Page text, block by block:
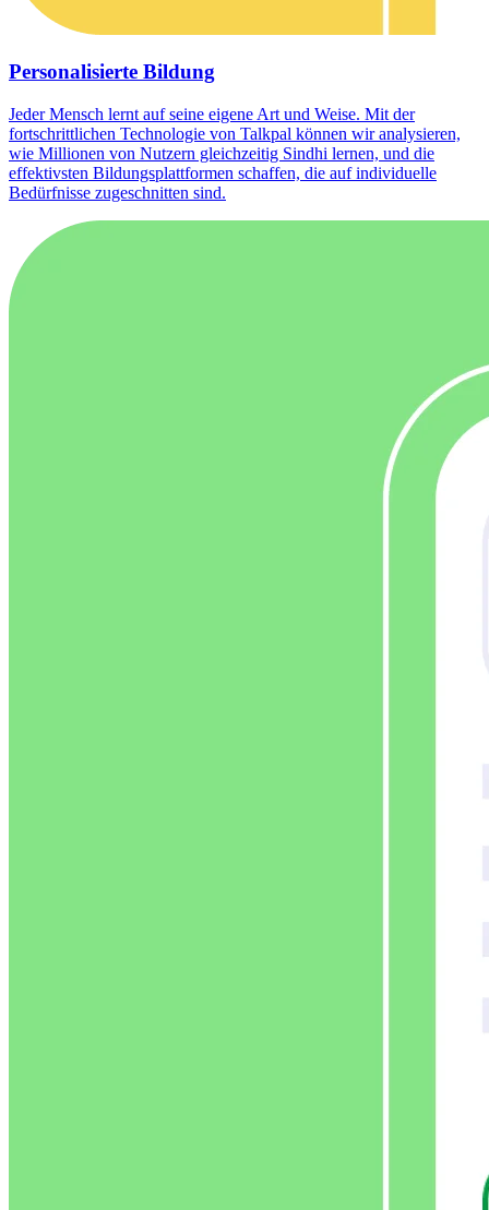
Personalisierte Bildung
Jeder Mensch lernt auf seine eigene Art und Weise. Mit der
fortschrittlichen Technologie von Talkpal können wir analysieren,
wie Millionen von Nutzern gleichzeitig Sindhi lernen, und die
effektivsten Bildungsplattformen schaffen, die auf individuelle
Bedürfnisse zugeschnitten sind.